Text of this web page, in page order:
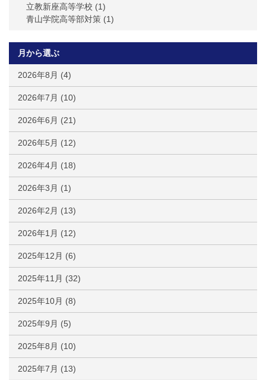
立教新座高等学校 (1)
青山学院高等部対策 (1)
月から選ぶ
2026年8月 (4)
2026年7月 (10)
2026年6月 (21)
2026年5月 (12)
2026年4月 (18)
2026年3月 (1)
2026年2月 (13)
2026年1月 (12)
2025年12月 (6)
2025年11月 (32)
2025年10月 (8)
2025年9月 (5)
2025年8月 (10)
2025年7月 (13)